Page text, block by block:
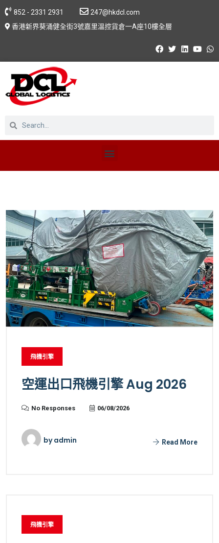
852 - 2331 2931
247@hkdcl.com
香港新界葵涌健全街3號嘉里溫控貨倉一A座10樓全層
飛機引擎
空運出口飛機引擎 Aug 2026
No Responses 06/08/2026
byadmin Read More
飛機引擎